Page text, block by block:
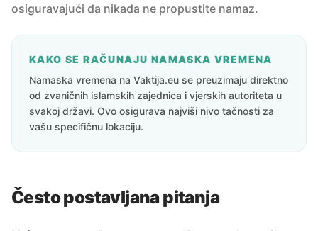
osiguravajući da nikada ne propustite namaz.
KAKO SE RAČUNAJU NAMASKA VREMENA
Namaska vremena na Vaktija.eu se preuzimaju direktno
od zvaničnih islamskih zajednica i vjerskih autoriteta u
svakoj državi. Ovo osigurava najviši nivo tačnosti za
vašu specifičnu lokaciju.
Često postavljana pitanja